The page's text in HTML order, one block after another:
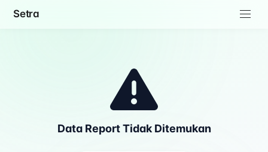
Setra
Data Report Tidak Ditemukan